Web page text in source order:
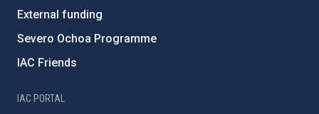
External funding
Severo Ochoa Programme
IAC Friends
IAC PORTAL